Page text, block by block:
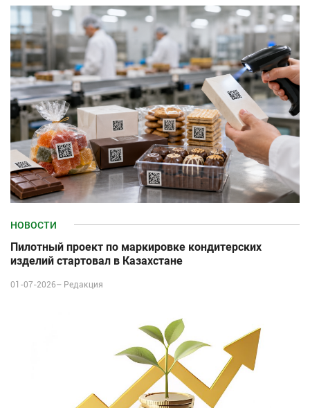
НОВОСТИ
Пилотный проект по маркировке кондитерских
изделий стартовал в Казахстане
01-07-2026– Редакция